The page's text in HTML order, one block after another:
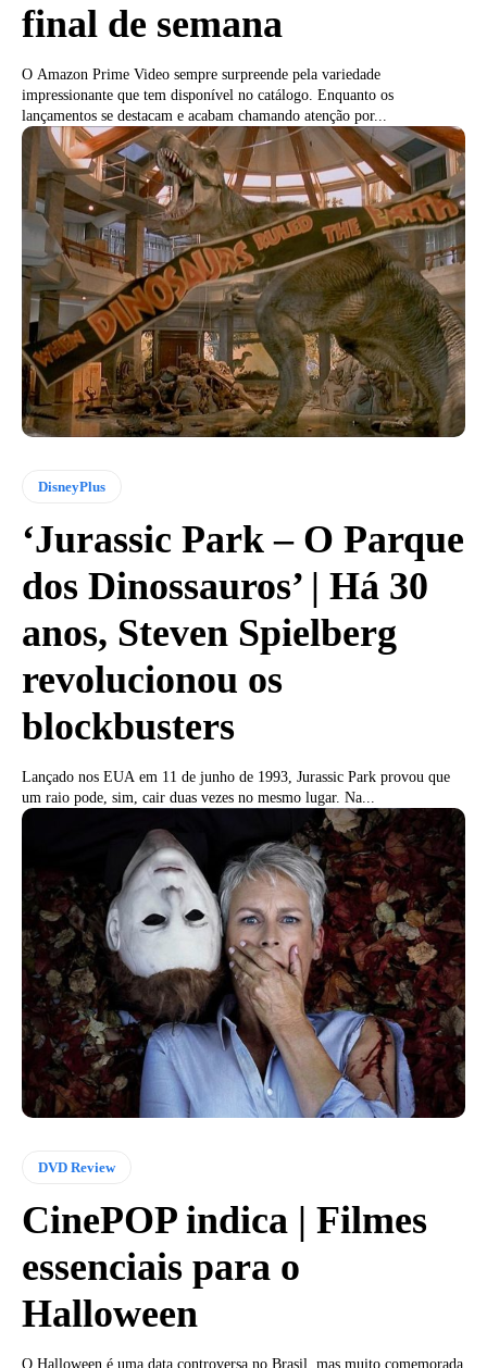
final de semana
O Amazon Prime Video sempre surpreende pela variedade
impressionante que tem disponível no catálogo. Enquanto os
lançamentos se destacam e acabam chamando atenção por...
DisneyPlus
‘Jurassic Park – O Parque
dos Dinossauros’ | Há 30
anos, Steven Spielberg
revolucionou os
blockbusters
Lançado nos EUA em 11 de junho de 1993, Jurassic Park provou que
um raio pode, sim, cair duas vezes no mesmo lugar. Na...
DVD Review
CinePOP indica | Filmes
essenciais para o
Halloween
O Halloween é uma data controversa no Brasil, mas muito comemorada